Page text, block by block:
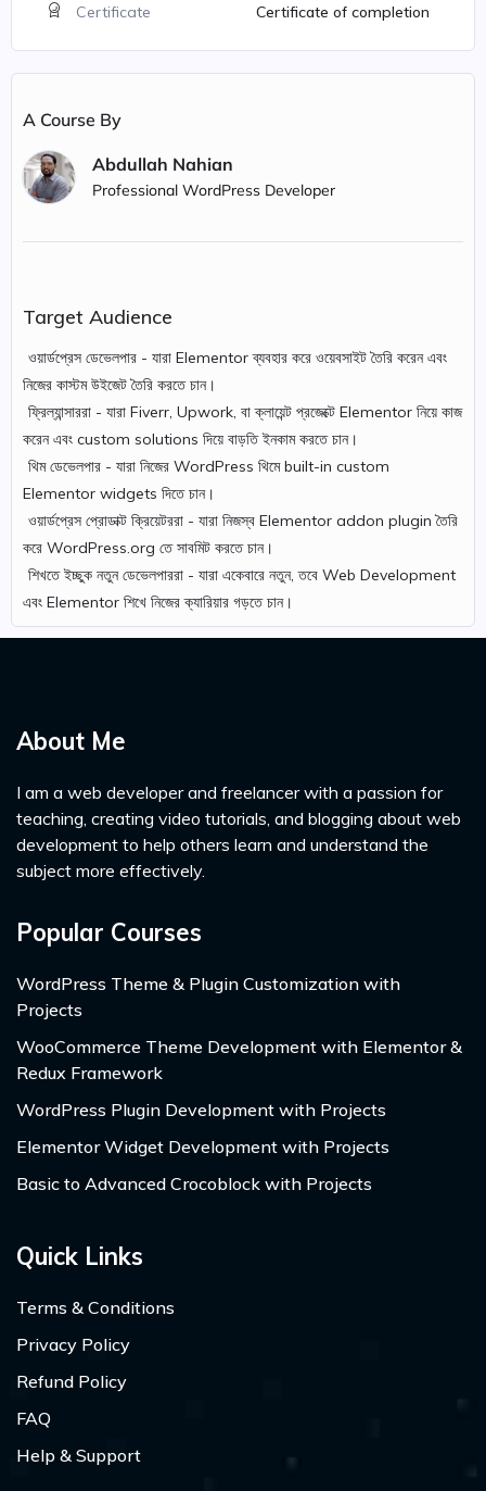
Certificate
Certificate of completion
A Course By
Abdullah Nahian
Professional WordPress Developer
Target Audience
ওয়ার্ডপ্রেস ডেভেলপার - যারা Elementor ব্যবহার করে ওয়েবসাইট তৈরি করেন এবং
নিজের কাস্টম উইজেট তৈরি করতে চান।
ফ্রিল্যান্সাররা - যারা Fiverr, Upwork, বা ক্লায়েন্ট প্রজেক্টে Elementor নিয়ে কাজ
করেন এবং custom solutions দিয়ে বাড়তি ইনকাম করতে চান।
থিম ডেভেলপার - যারা নিজের WordPress থিমে built-in custom
Elementor widgets দিতে চান।
ওয়ার্ডপ্রেস প্রোডাক্ট ক্রিয়েটররা - যারা নিজস্ব Elementor addon plugin তৈরি
করে WordPress.org তে সাবমিট করতে চান।
শিখতে ইচ্ছুক নতুন ডেভেলপাররা - যারা একেবারে নতুন, তবে Web Development
এবং Elementor শিখে নিজের ক্যারিয়ার গড়তে চান।
About Me
I am a web developer and freelancer with a passion for
teaching, creating video tutorials, and blogging about web
development to help others learn and understand the
subject more effectively.
Popular Courses
WordPress Theme & Plugin Customization with
Projects
WooCommerce Theme Development with Elementor &
Redux Framework
WordPress Plugin Development with Projects
Elementor Widget Development with Projects
Basic to Advanced Crocoblock with Projects
Quick Links
Terms & Conditions
Privacy Policy
Refund Policy
FAQ
Help & Support